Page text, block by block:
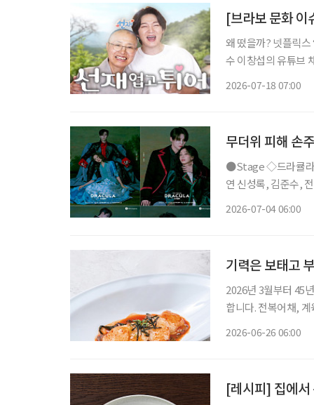
[브라보 문화 이
왜 떴을까? 넷플릭스
수 이창섭의 유튜브 채널
2026-07-18 07:00
무더위 피해 손
●Stage ◇드라큘라 일정 7월 10일 ~ 10월 18일 장소 LG아트센터 서울 연출 데이빗 스완 출
연 신성록, 김준수,
2026-07-04 06:00
기력은 보태고
2026년 3월부터 45
합니다. 전복어채, 계육녹두편 날씨가 더워질수록 입맛은 줄고
2026-06-26 06:00
[레시피] 집에서